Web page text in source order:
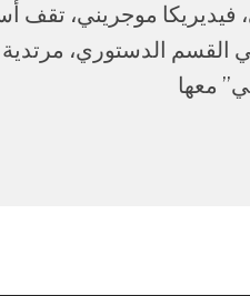
فيديريكا موجريني، تقف
الدستوري، مرتدية
معها